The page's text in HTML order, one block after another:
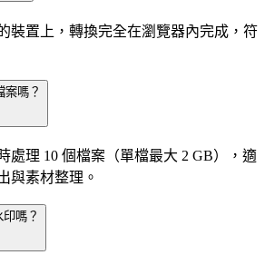
裝置上，轉換完全在瀏覽器內完成，符
案嗎？
處理 10 個檔案（單檔最大 2 GB），適
與素材整理。
嗎？